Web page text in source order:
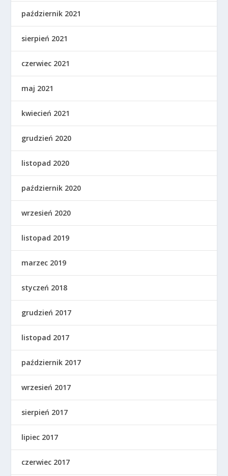
październik 2021
sierpień 2021
czerwiec 2021
maj 2021
kwiecień 2021
grudzień 2020
listopad 2020
październik 2020
wrzesień 2020
listopad 2019
marzec 2019
styczeń 2018
grudzień 2017
listopad 2017
październik 2017
wrzesień 2017
sierpień 2017
lipiec 2017
czerwiec 2017